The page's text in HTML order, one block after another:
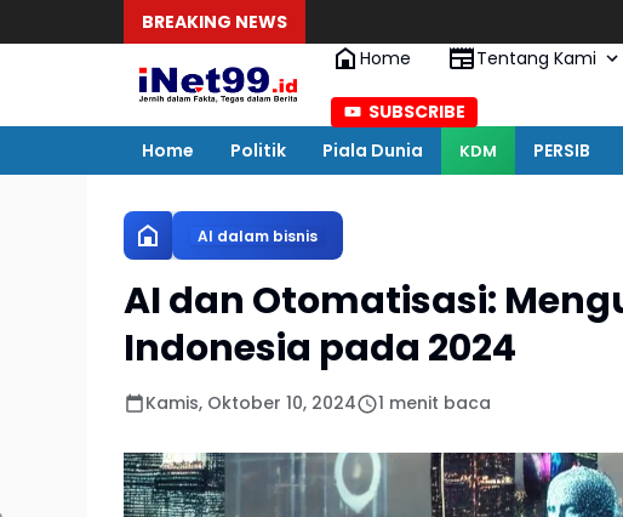
BREAKING NEWS
Home
Tentang Kami
SUBSCRIBE
Home
Politik Piala Dunia KDM PERSIB
AI dalam bisnis
AI dan Otomatisasi:
Indonesia pada 2024
Kamis, Oktober 10, 2024 1 menit baca